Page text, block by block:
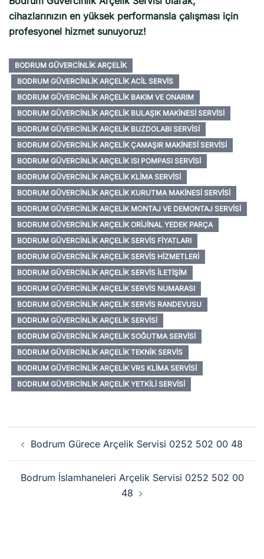
cihazlarınızın en yüksek performansla çalışması için
profesyonel hizmet sunuyoruz!
BODRUM GÜVERCINLIK ARÇELIK
BODRUM GÜVERCINLIK ARÇELIK ACIL SERVIS
BODRUM GÜVERCINLIK ARÇELIK BAKIM VE ONARIM
BODRUM GÜVERCINLIK ARÇELIK BULAŞIK MAKINESI SERVISI
BODRUM GÜVERCINLIK ARÇELIK BUZDOLABI SERVISI
BODRUM GÜVERCINLIK ARÇELIK ÇAMAŞIR MAKINESI SERVISI
BODRUM GÜVERCINLIK ARÇELIK ISI POMPASI SERVISI
BODRUM GÜVERCINLIK ARÇELIK KLIMA SERVISI
BODRUM GÜVERCINLIK ARÇELIK KURUTMA MAKINESI SERVISI
BODRUM GÜVERCINLIK ARÇELIK MONTAJ VE DEMONTAJ SERVISI
BODRUM GÜVERCINLIK ARÇELIK ORIJINAL YEDEK PARÇA
BODRUM GÜVERCINLIK ARÇELIK SERVIS FIYATLARI
BODRUM GÜVERCINLIK ARÇELIK SERVIS HIZMETLERI
BODRUM GÜVERCINLIK ARÇELIK SERVIS İLETIŞIM
BODRUM GÜVERCINLIK ARÇELIK SERVIS NUMARASI
BODRUM GÜVERCINLIK ARÇELIK SERVIS RANDEVUSU
BODRUM GÜVERCINLIK ARÇELIK SERVISI
BODRUM GÜVERCINLIK ARÇELIK SOĞUTMA SERVISI
BODRUM GÜVERCINLIK ARÇELIK TEKNIK SERVIS
BODRUM GÜVERCINLIK ARÇELIK VRS KLIMA SERVISI
BODRUM GÜVERCINLIK ARÇELIK YETKILI SERVISI
Yazı
dolaşımı
Bodrum Gürece Arçelik Servisi 0252 502 00 48
Bodrum İslamhaneleri Arçelik Servisi 0252 502 00
48